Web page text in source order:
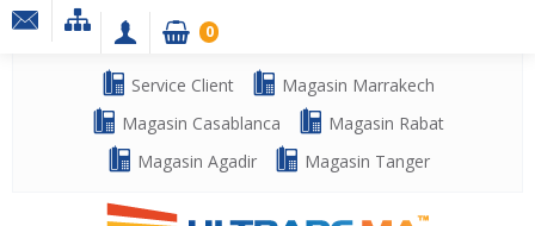
Service Client
Magasin Marrakech
Magasin Casablanca
Magasin Rabat
Magasin Agadir
Magasin Tanger
0